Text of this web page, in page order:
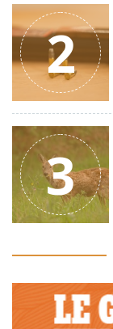
2
3